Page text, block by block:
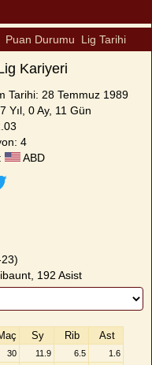
Puan Durumu Lig Tarihi
Kariyeri
Tarihi: 28 Temmuz 1989
Yıl, 0 Ay, 11 Gün
4
ABD
192 Asist
Sy Rib Ast
30 11.9 6.5
1.6